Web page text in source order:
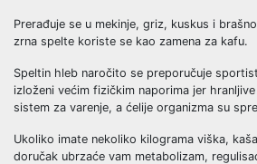
Prerađuje se u mekinje, griz, kuskus i
zrna spelte koriste se kao zamena za kafu.
Speltin hleb naročito se preporučuje
izloženi većim fizičkim naporima jer
sistem za varenje, a ćelije organizma su
Ukoliko imate nekoliko kilograma viška,
doručak ubrzaće vam metabolizam,